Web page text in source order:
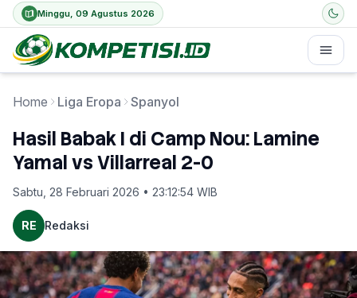
Minggu, 09 Agustus 2026
Home Liga Eropa Spanyol
Hasil Babak I di Camp Nou: Lamine
Yamal vs Villarreal 2-0
Sabtu, 28 Februari 2026 • 23:12:54 WIB
RE Redaksi